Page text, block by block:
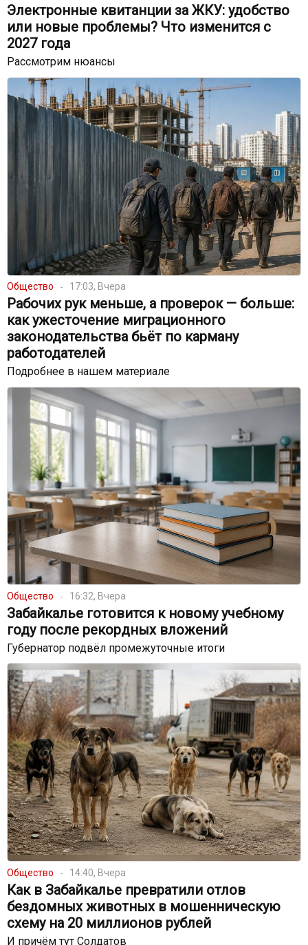
Электронные квитанции за ЖКУ: удобство
или новые проблемы? Что изменится с
2027 года
Рассмотрим нюансы
Общество 17:03, Вчера
Рабочих рук меньше, а проверок — больше:
как ужесточение миграционного
законодательства бьёт по карману
работодателей
Подробнее в нашем материале
Общество 16:32, Вчера
Забайкалье готовится к новому учебному
году после рекордных вложений
Губернатор подвёл промежуточные итоги
Общество 14:40, Вчера
Как в Забайкалье превратили отлов
бездомных животных в мошенническую
схему на 20 миллионов рублей
И причём тут Солдатов